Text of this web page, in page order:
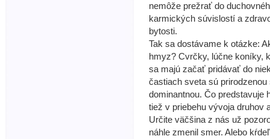
nemôže prežrať do
karmických súvislostí a
bytosti.
Tak sa dostávame k otázke:
hmyz? Cvrčky, lúčne koníky,
sa majú začať pridávať do
častiach sveta sú
dominantnou. Čo predstavuje
tiež v priebehu vývoja druhov
Určite väčšina z nás už
náhle zmenil smer. Alebo